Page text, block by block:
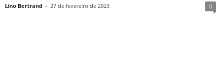
Lino Bertrand - 27 de fevereiro de 2023 0